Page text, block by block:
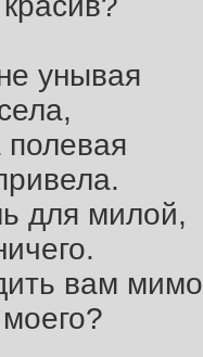
унывая
полевая
для милой,
вам